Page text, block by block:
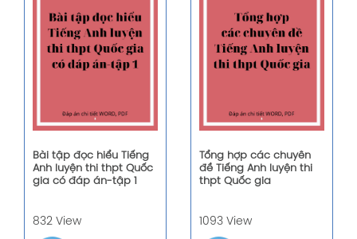
Bài tập đọc hiểu Tiếng
Anh luyện thi thpt Quốc
gia có đáp án-tập 1
832 View
Tổng hợp các chuyên
đề Tiếng Anh luyện thi
thpt Quốc gia
1093 View